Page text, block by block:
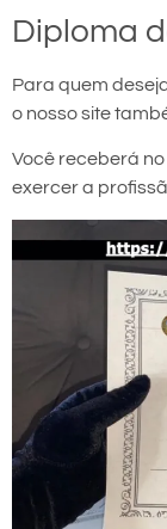
Diploma
Para quem
o nosso site
Você receberá
exercer a